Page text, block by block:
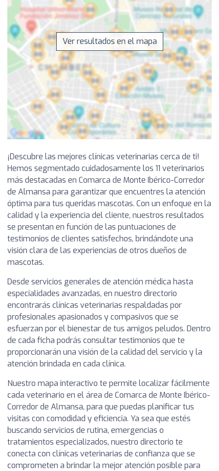
Ver resultados en el mapa
¡Descubre las mejores clínicas veterinarias cerca de ti!
Hemos segmentado cuidadosamente los 11 veterinarios
más destacadas en Comarca de Monte Ibérico-Corredor
de Almansa para garantizar que encuentres la atención
óptima para tus queridas mascotas. Con un enfoque en la
calidad y la experiencia del cliente, nuestros resultados
se presentan en función de las puntuaciones de
testimonios de clientes satisfechos, brindándote una
visión clara de las experiencias de otros dueños de
mascotas.
Desde servicios generales de atención médica hasta
especialidades avanzadas, en nuestro directorio
encontrarás clínicas veterinarias respaldadas por
profesionales apasionados y compasivos que se
esfuerzan por el bienestar de tus amigos peludos. Dentro
de cada ficha podrás consultar testimonios que te
proporcionarán una visión de la calidad del servicio y la
atención brindada en cada clínica.
Nuestro mapa interactivo te permite localizar fácilmente
cada veterinario en el área de Comarca de Monte Ibérico-
Corredor de Almansa, para que puedas planificar tus
visitas con comodidad y eficiencia. Ya sea que estés
buscando servicios de rutina, emergencias o
tratamientos especializados, nuestro directorio te
conecta con clínicas veterinarias de confianza que se
comprometen a brindar la mejor atención posible para